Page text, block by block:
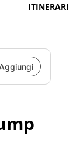
ITINERARI
Aggiungi